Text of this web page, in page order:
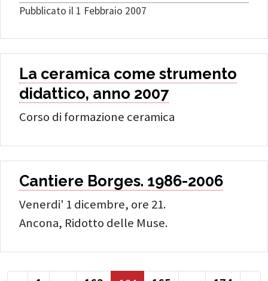
Pubblicato il 1 Febbraio 2007
La ceramica come strumento
didattico, anno 2007
Corso di formazione ceramica
Cantiere Borges. 1986-2006
Venerdi' 1 dicembre, ore 21.
Ancona, Ridotto delle Muse.